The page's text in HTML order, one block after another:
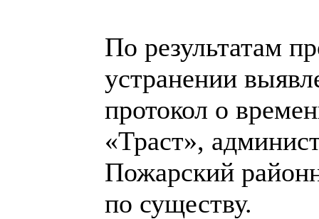
По результатам
устранении
протокол о
«Траст»,
Пожарский
по существу.